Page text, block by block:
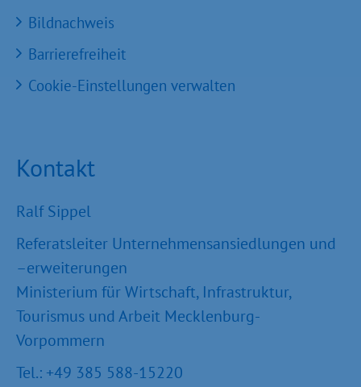
Bildnachweis
Barrierefreiheit
Cookie-Einstellungen verwalten
Kontakt
Ralf Sippel
Referatsleiter Unternehmensansiedlungen und
–erweiterungen
Ministerium für Wirtschaft, Infrastruktur,
Tourismus und Arbeit Mecklenburg-
Vorpommern
Tel.: +49 385 588-15220